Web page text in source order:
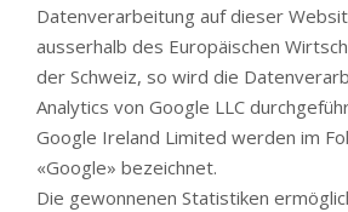
Datenverarbeitung auf dieser
ausserhalb des Europäischen
der Schweiz, so wird die
Analytics von Google LLC
Google Ireland Limited werden im
«Google» bezeichnet.
Die gewonnenen Statistiken